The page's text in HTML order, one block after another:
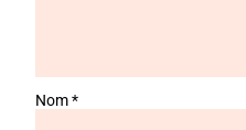
Nom*